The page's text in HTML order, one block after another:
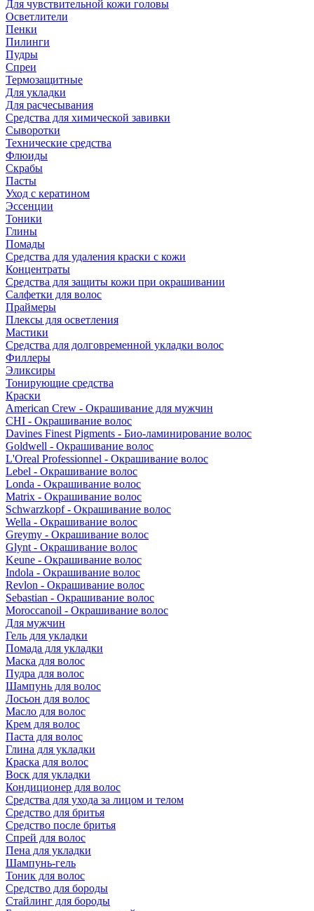
Для чувствительной кожи головы
Осветлители
Пенки
Пилинги
Пудры
Спреи
Термозащитные
Для укладки
Для расчесывания
Средства для химической завивки
Сыворотки
Технические средства
Флюиды
Скрабы
Пасты
Уход с кератином
Эссенции
Тоники
Глины
Помады
Средства для удаления краски с кожи
Концентраты
Средства для защиты кожи при окрашивании
Салфетки для волос
Праймеры
Плексы для осветления
Мастики
Средства для долговременной укладки волос
Филлеры
Эликсиры
Тонирующие средства
Краски
American Crew - Окрашивание для мужчин
CHI - Окрашивание волос
Davines Finest Pigments - Био-ламинирование волос
Goldwell - Окрашивание волос
L'Oreal Professionnel - Окрашивание волос
Lebel - Окрашивание волос
Londa - Окрашивание волос
Matrix - Окрашивание волос
Schwarzkopf - Окрашивание волос
Wella - Окрашивание волос
Greymy - Окрашивание волос
Glynt - Окрашивание волос
Keune - Окрашивание волос
Indola - Окрашивание волос
Revlon - Окрашивание волос
Sebastian - Окрашивание волос
Moroccanoil - Окрашивание волос
Для мужчин
Гель для укладки
Помада для укладки
Маска для волос
Пудра для волос
Шампунь для волос
Лосьон для волос
Масло для волос
Крем для волос
Паста для волос
Глина для укладки
Краска для волос
Воск для укладки
Кондиционер для волос
Средства для ухода за лицом и телом
Средство для бритья
Средство после бритья
Спрей для волос
Пена для укладки
Шампунь-гель
Тоник для волос
Средство для бороды
Стайлинг для бороды